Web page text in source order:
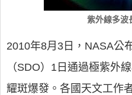
紫外線多波
2010年8月3日，NASA公
（SDO）1日通過極紫外
耀斑爆發。各國天文工作